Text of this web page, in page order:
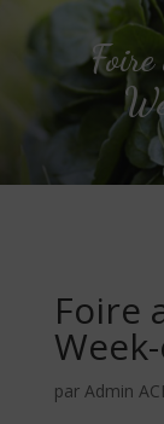
Foire
par Admin